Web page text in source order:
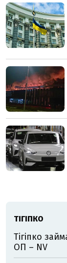
ТІГІПКО
Тігіпко
ОП – NV